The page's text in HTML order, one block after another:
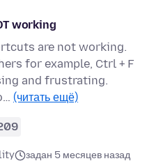
working
are not working.
for example, Ctrl + F
and frustrating.
(читать ещё)
задан 5 месяцев назад